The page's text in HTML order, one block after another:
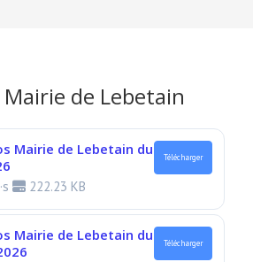
de Lebetain
Mairie de Lebetain du
222.23 KB
Télécharger
Mairie de Lebetain du
Télécharger